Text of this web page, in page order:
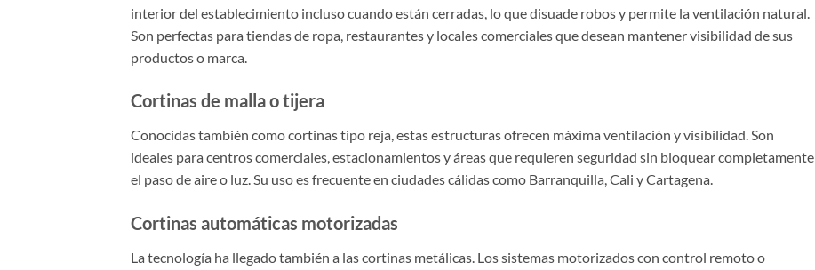
interior del establecimiento incluso cuando están cerradas, lo que disuade robos y permite la ventilación natural.
Son perfectas para tiendas de ropa, restaurantes y locales comerciales que desean mantener visibilidad de sus
productos o marca.
Cortinas de malla o tijera
Conocidas también como cortinas tipo reja, estas estructuras ofrecen máxima ventilación y visibilidad. Son
ideales para centros comerciales, estacionamientos y áreas que requieren seguridad sin bloquear completamente
el paso de aire o luz. Su uso es frecuente en ciudades cálidas como Barranquilla, Cali y Cartagena.
Cortinas automáticas motorizadas
La tecnología ha llegado también a las cortinas metálicas. Los sistemas motorizados con control remoto o